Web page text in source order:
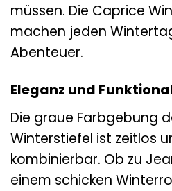
müssen. Die Caprice
machen jeden
Abenteuer.
Eleganz und
Die graue Farbgebung
Winterstiefel ist zeitlos
kombinierbar. Ob zu
einem schicken